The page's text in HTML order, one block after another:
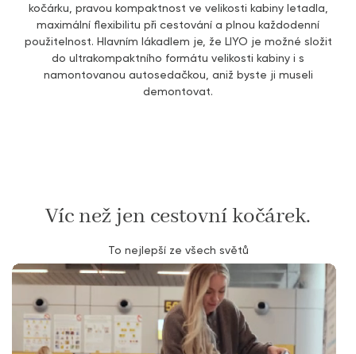
kočárku, pravou kompaktnost ve velikosti kabiny letadla,
maximální flexibilitu při cestování a plnou každodenní
použitelnost. Hlavním lákadlem je, že LIYO je možné složit
do ultrakompaktního formátu velikosti kabiny i s
namontovanou autosedačkou, aniž byste ji museli
demontovat.
Víc než jen cestovní kočárek.
To nejlepší ze všech světů